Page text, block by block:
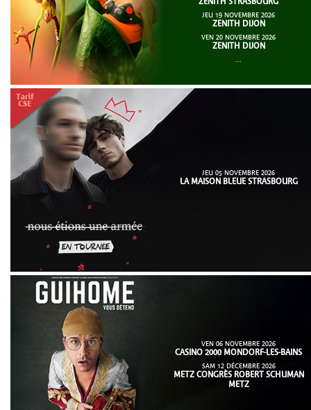
ZENITH STRASBOURG
JEU 19 NOVEMBRE 2026
ZENITH DIJON
VEN 20 NOVEMBRE 2026
ZENITH DIJON
JEU 05 NOVEMBRE 2026
LA MAISON BLEUE STRASBOURG
VEN 06 NOVEMBRE 2026
CASINO 2000 MONDORF-LES-BAINS
SAM 12 DÉCEMBRE 2026
METZ CONGRÈS ROBERT SCHUMAN
METZ